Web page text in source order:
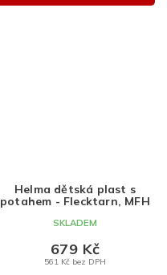
Helma dětská plast s
potahem - Flecktarn, MFH
SKLADEM
561 Kč bez DPH
679 Kč